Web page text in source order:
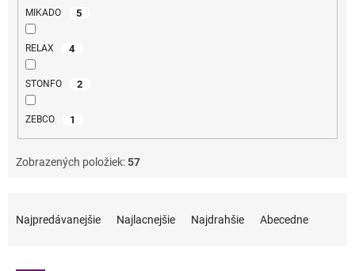
MIKADO 5
RELAX 4
STONFO 2
ZEBCO 1
Zobrazených položiek:57
Najpredávanejšie Najlacnejšie Najdrahšie Abecedne